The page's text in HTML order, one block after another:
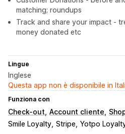
matching; roundups
Track and share your impact -
money donated etc
Lingue
Inglese
Questa app non è disponibile in
Funziona con
Check-out Account cliente
Smile Loyalty Stripe Yotpo